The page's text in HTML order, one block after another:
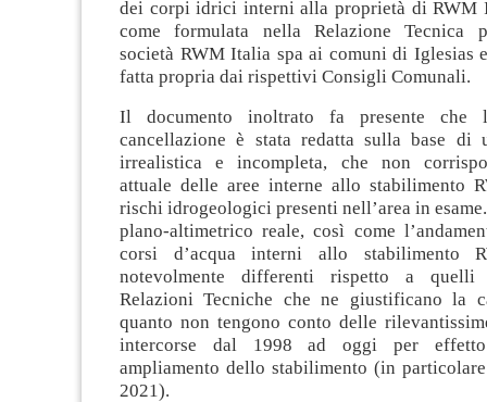
dei corpi idrici interni alla proprietà di RWM
come formulata nella Relazione Tecnica
società RWM Italia spa ai comuni di Iglesias
fatta propria dai rispettivi Consigli Comunali.
Il documento inoltrato fa presente che
cancellazione è stata redatta sulla base di
irrealistica e incompleta, che non
attuale delle aree interne allo stabilimento
rischi idrogeologici presenti nell’area in
plano-altimetrico reale, così come
corsi d’acqua interni allo stabilimento
notevolmente differenti rispetto a quelli
Relazioni Tecniche che ne giustificano la
quanto non tengono conto delle
intercorse dal 1998 ad oggi per
ampliamento dello stabilimento (in
2021).